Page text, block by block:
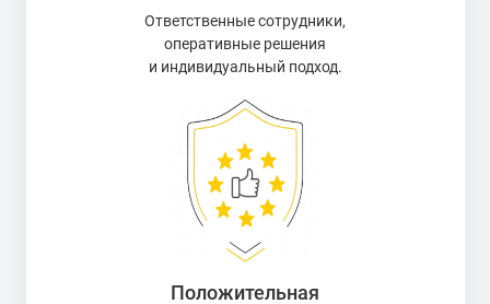
Ответственные сотрудники,
оперативные решения
и индивидуальный подход.
Положительная